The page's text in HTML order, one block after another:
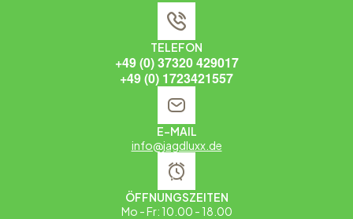
TELEFON
+49 (0) 37320 429017
+49 (0) 1723421557
E-MAIL
info@jagdluxx.de
ÖFFNUNGSZEITEN
Mo - Fr: 10.00 - 18.00